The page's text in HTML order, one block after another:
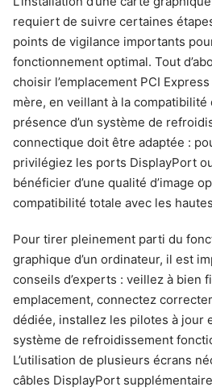
requiert de suivre certaines
points de vigilance importants
fonctionnement optimal. Tout
choisir l’emplacement PCI
mère, en veillant à la compatibilité
présence d’un système de
connectique doit être adaptée :
privilégiez les ports DisplayPort
bénéficier d’une qualité d’image
compatibilité totale avec les
Pour tirer pleinement parti du
graphique d’un ordinateur, il est
conseils d’experts : veillez à bien
emplacement, connectez
dédiée, installez les pilotes à jour
système de refroidissement
L’utilisation de plusieurs écrans
câbles DisplayPort